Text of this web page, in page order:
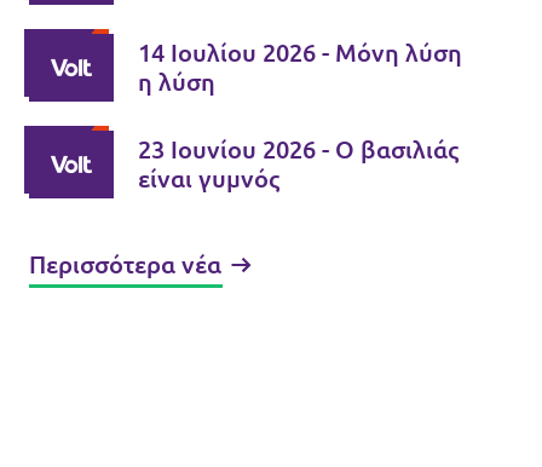
14 Ιουλίου 2026 - Μόνη λύση
η λύση
23 Ιουνίου 2026 - Ο βασιλιάς
είναι γυμνός
Περισσότερα νέα